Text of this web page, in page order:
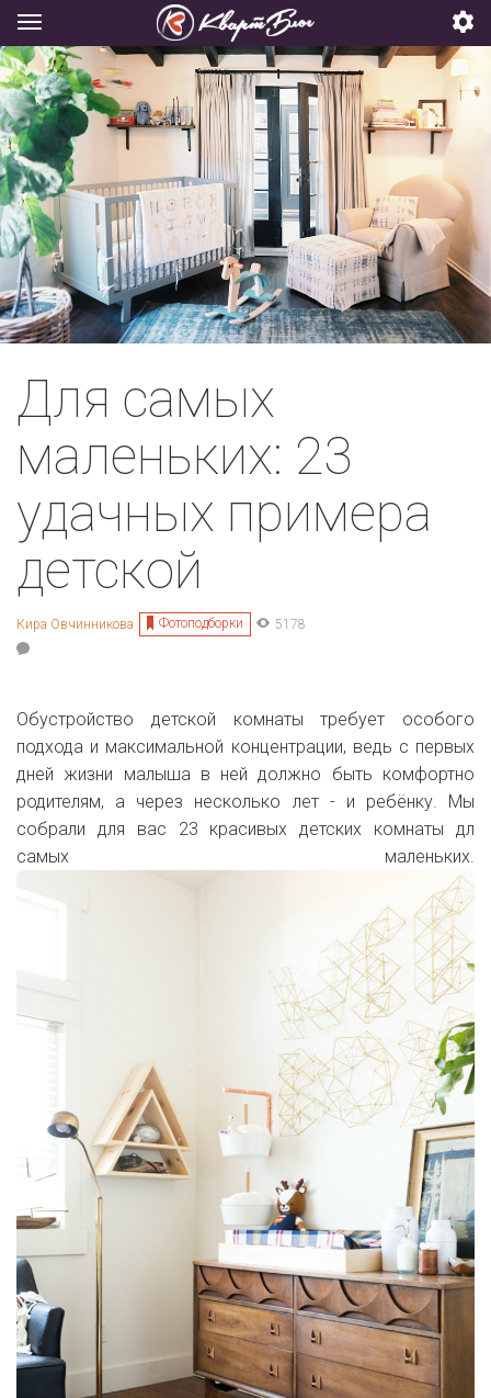
Для самых
маленьких: 23
удачных примера
детской
Кира Овчинникова Фотоподборки 5178
Обустройство детской комнаты требует особого
подхода и максимальной концентрации, ведь с первых
дней жизни малыша в ней должно быть комфортно
родителям, а через несколько лет - и ребёнку. Мы
собрали для вас 23 красивых детских комнаты дл
самых маленьких.